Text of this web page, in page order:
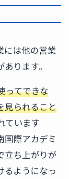
には他の営業
ります。
ってできな
見られること
ています
国際アカデミ
立ち上がりが
るようになっ